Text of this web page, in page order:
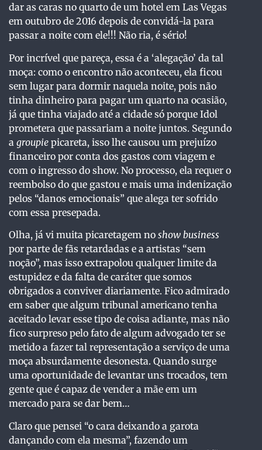
dar as caras no quarto de um hotel em Las Vegas
em outubro de 2016 depois de convidá-la para
passar a noite com ele!!! Não ria, é sério!
Por incrível que pareça, essa é a ‘alegação’ da tal
moça: como o encontro não aconteceu, ela ficou
sem lugar para dormir naquela noite, pois não
tinha dinheiro para pagar um quarto na ocasião,
já que tinha viajado até a cidade só porque Idol
prometera que passariam a noite juntos. Segundo
a groupie picareta, isso lhe causou um prejuízo
financeiro por conta dos gastos com viagem e
com o ingresso do show. No processo, ela requer o
reembolso do que gastou e mais uma indenização
pelos “danos emocionais” que alega ter sofrido
com essa presepada.
Olha, já vi muita picaretagem no show business
por parte de fãs retardadas e a artistas “sem
noção”, mas isso extrapolou qualquer limite da
estupidez e da falta de caráter que somos
obrigados a conviver diariamente. Fico admirado
em saber que algum tribunal americano tenha
aceitado levar esse tipo de coisa adiante, mas não
fico surpreso pelo fato de algum advogado ter se
metido a fazer tal representação a serviço de uma
moça absurdamente desonesta. Quando surge
uma oportunidade de levantar uns trocados, tem
gente que é capaz de vender a mãe em um
mercado para se dar bem…
Claro que pensei “o cara deixando a garota
dançando com ela mesma”, fazendo um